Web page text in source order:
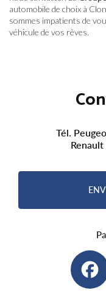
automobile de choix à
sommes impatients de
véhicule de vos rêves.
Tél.
Renault